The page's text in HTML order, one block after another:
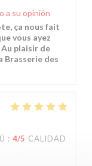
a su opinión
ça nous fait
vous ayez
Au plaisir de
Brasserie des
: 4/5 CALIDAD